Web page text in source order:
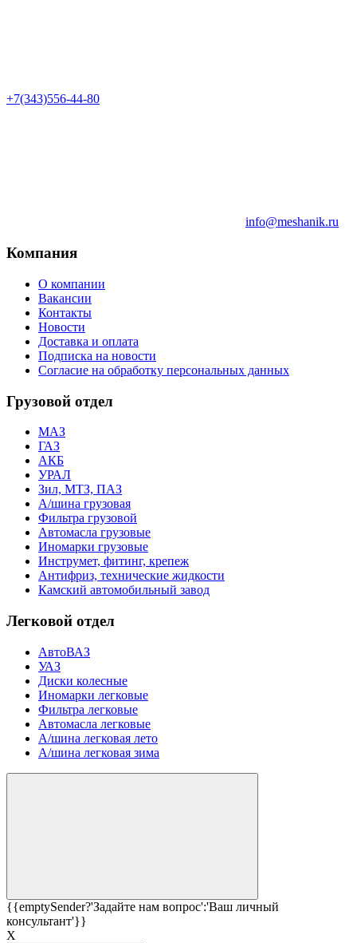
+7(343)556-44-80
info@meshanik.ru
Компания
О компании
Вакансии
Контакты
Новости
Доставка и оплата
Подписка на новости
Согласие на обработку персональных данных
Грузовой отдел
МАЗ
ГАЗ
АКБ
УРАЛ
Зил, МТЗ, ПАЗ
А/шина грузовая
Фильтра грузовой
Автомасла грузовые
Иномарки грузовые
Инструмет, фитинг, крепеж
Антифриз, технические жидкости
Камский автомобильный завод
Легковой отдел
АвтоВАЗ
УАЗ
Диски колесные
Иномарки легковые
Фильтра легковые
Автомасла легковые
А/шина легковая лето
А/шина легковая зима
{{emptySender?'Задайте нам вопрос':'Ваш личный
консультант'}}
Х